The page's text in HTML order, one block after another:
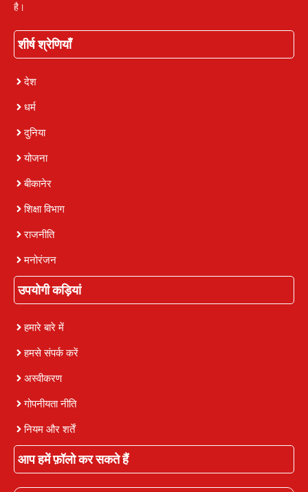
है।
शीर्ष श्रेणियाँ
देश
धर्म
दुनिया
योजना
बीकानेर
शिक्षा विभाग
राजनीति
मनोरंजन
उपयोगी कड़ियां
हमारे बारे में
हमसे संपर्क करें
अस्वीकरण
गोपनीयता नीति
नियम और शर्तें
आप हमें फ़ॉलो कर सकते हैं